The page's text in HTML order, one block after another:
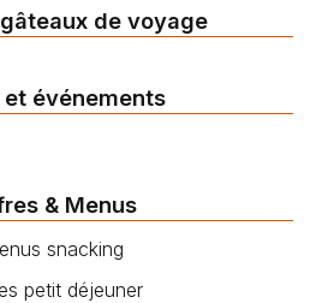
de voyage
et événements
& Menus
snacking
petit déjeuner